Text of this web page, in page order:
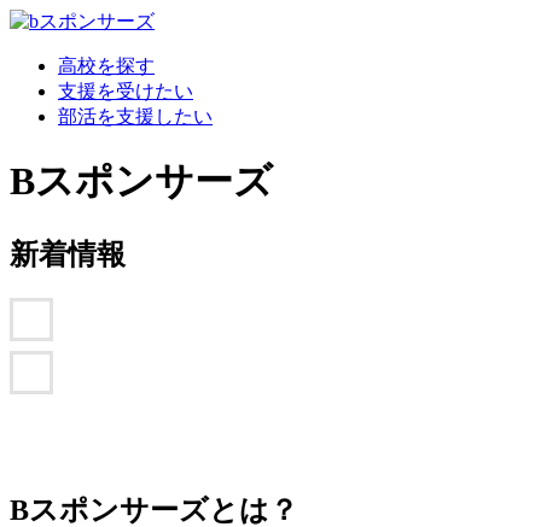
高校を探す
支援を受けたい
部活を支援したい
Bスポンサーズ
新着情報
Bスポンサーズとは？